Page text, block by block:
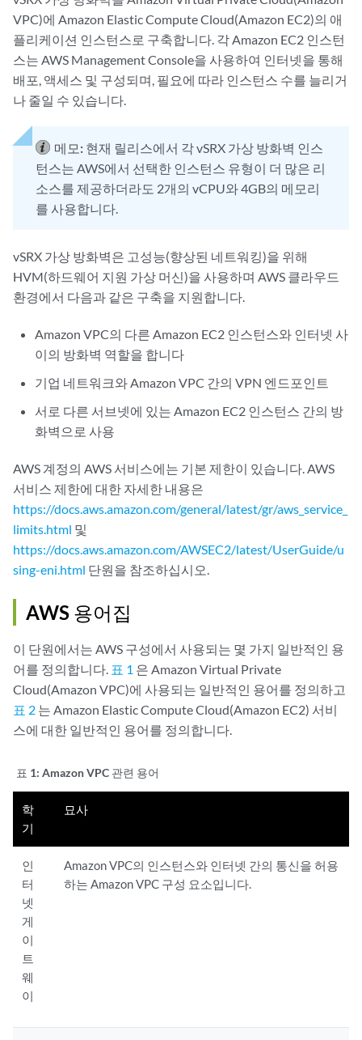
VPC)에 Amazon Elastic Compute Cloud(Amazon EC2)의 애
플리케이션 인스턴스로 구축합니다. 각 Amazon EC2 인스턴
스는 AWS Management Console을 사용하여 인터넷을 통해
배포, 액세스 및 구성되며, 필요에 따라 인스턴스 수를 늘리거
나 줄일 수 있습니다.
메모: 현재 릴리스에서 각 vSRX 가상 방화벽 인스
턴스는 AWS에서 선택한 인스턴스 유형이 더 많은 리
소스를 제공하더라도 2개의 vCPU와 4GB의 메모리
를 사용합니다.
vSRX 가상 방화벽은 고성능(향상된 네트워킹)을 위해
HVM(하드웨어 지원 가상 머신)을 사용하며 AWS 클라우드
환경에서 다음과 같은 구축을 지원합니다.
Amazon VPC의 다른 Amazon EC2 인스턴스와 인터넷 사
이의 방화벽 역할을 합니다
기업 네트워크와 Amazon VPC 간의 VPN 엔드포인트
서로 다른 서브넷에 있는 Amazon EC2 인스턴스 간의 방
화벽으로 사용
AWS 계정의 AWS 서비스에는 기본 제한이 있습니다. AWS
서비스 제한에 대한 자세한 내용은
https://docs.aws.amazon.com/general/latest/gr/aws_service_
limits.html 및
https://docs.aws.amazon.com/AWSEC2/latest/UserGuide/u
sing-eni.html 단원을 참조하십시오.
AWS 용어집
이 단원에서는 AWS 구성에서 사용되는 몇 가지 일반적인 용
어를 정의합니다. 표 1 은 Amazon Virtual Private
Cloud(Amazon VPC)에 사용되는 일반적인 용어를 정의하고
표 2 는 Amazon Elastic Compute Cloud(Amazon EC2) 서비
스에 대한 일반적인 용어를 정의합니다.
표 1: Amazon VPC 관련 용어
학
기
묘사
인
터
넷
게
이
트
웨
이
Amazon VPC의 인스턴스와 인터넷 간의 통신을 허용
하는 Amazon VPC 구성 요소입니다.